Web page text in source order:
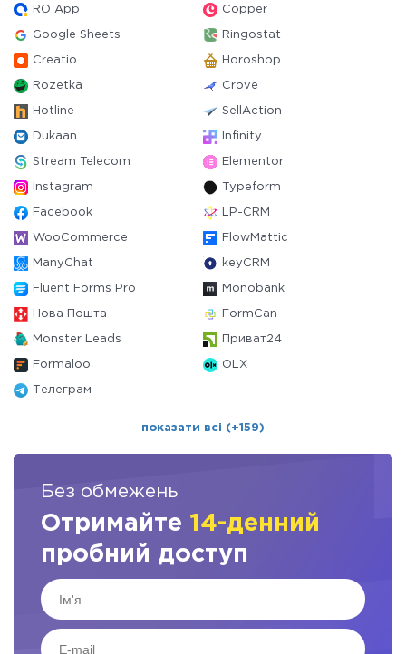
RO App Copper
Google Sheets Ringostat
Creatio Horoshop
Rozetka Crove
Hotline SellAction
Dukaan Infinity
Stream Telecom Elementor
Instagram Typeform
Facebook LP-CRM
WooCommerce FlowMattic
ManyChat keyCRM
Fluent Forms Pro Monobank
Нова Пошта FormCan
Monster Leads Приват24
Formaloo OLX
Телеграм
показати всі (+159)
Без обмежень
Отримайте 14-денний
пробний доступ